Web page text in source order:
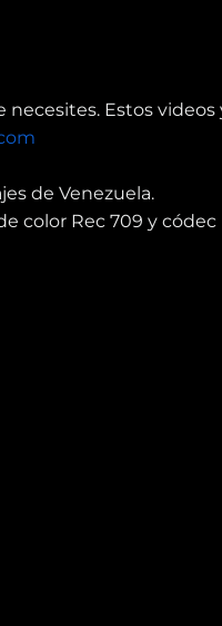
Estos
de Venezuela.
color Rec 709 y códec